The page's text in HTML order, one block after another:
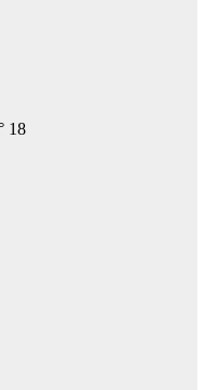
18